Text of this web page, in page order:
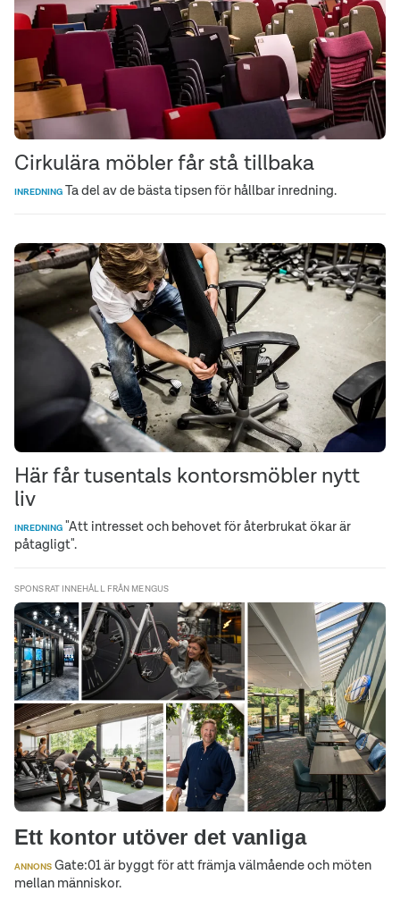
Cirkulära möbler får stå tillbaka
INREDNING Ta del av de bästa tipsen för hållbar inredning.
Här får tusentals kontorsmöbler nytt
liv
INREDNING "Att intresset och behovet för återbrukat ökar är
påtagligt".
SPONSRAT INNEHÅLL FRÅN MENGUS
Ett kontor utöver det vanliga
ANNONS Gate:01 är byggt för att främja välmående och möten
mellan människor.